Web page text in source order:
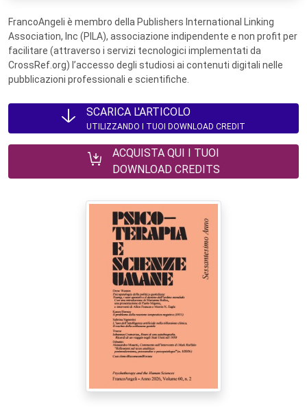
FrancoAngeli è membro della Publishers International Linking
Association, Inc (PILA), associazione indipendente e non profit per
facilitare (attraverso i servizi tecnologici implementati da
CrossRef.org) l’accesso degli studiosi ai contenuti digitali nelle
pubblicazioni professionali e scientifiche.
SCARICA L'ARTICOLO
UTILIZZANDO I TUOI DOWNLOAD CREDIT
ACQUISTA QUI I TUOI
DOWNLOAD CREDITS